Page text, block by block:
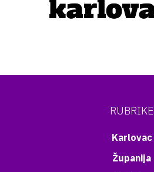
RUBRIKE
Karlovac
Županija